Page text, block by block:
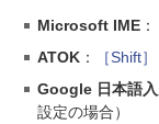
Microsoft IME：
ATOK：
［Shift
Google 日本語
設定の場合）